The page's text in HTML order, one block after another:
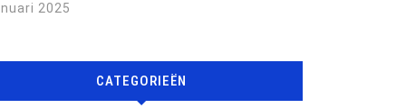
2025
CATEGORIEËN